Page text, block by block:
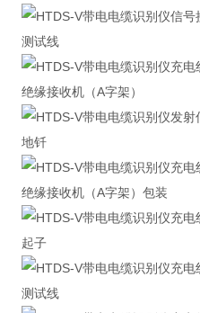
测试线
绝缘接收机（A字架）
地钎
绝缘接收机（A字架）包装
起子
测试线